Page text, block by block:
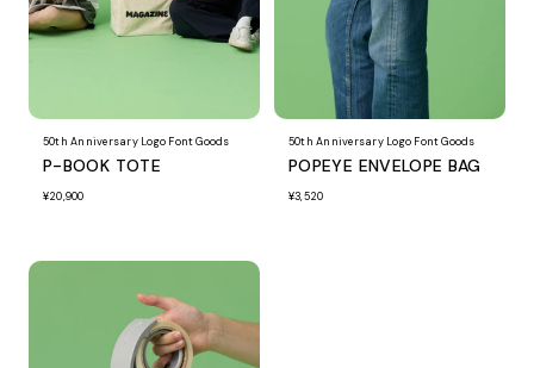
50th Anniversary Logo Font Goods
P-BOOK TOTE
¥20,900
50th Anniversary Logo Font Goods
POPEYE ENVELOPE BAG
¥3,520